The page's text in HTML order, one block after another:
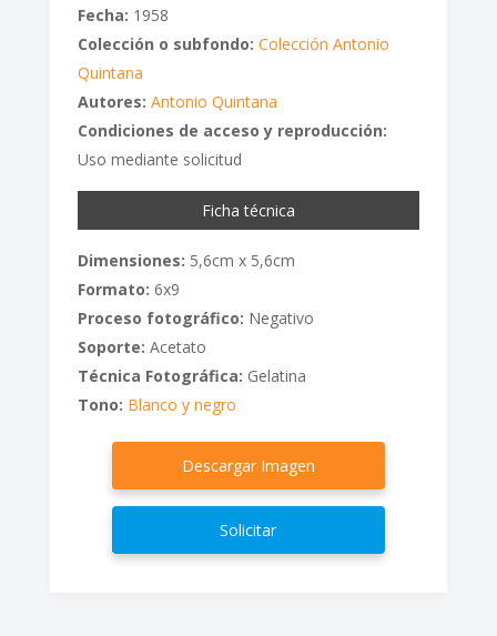
Fecha: 1958
Colección o subfondo: Colección Antonio
Quintana
Autores: Antonio Quintana
Condiciones de acceso y reproducción:
Uso mediante solicitud
Ficha técnica
Dimensiones: 5,6cm x 5,6cm
Formato: 6x9
Proceso fotográfico: Negativo
Soporte: Acetato
Técnica Fotográfica: Gelatina
Tono: Blanco y negro
Descargar Imagen
Solicitar